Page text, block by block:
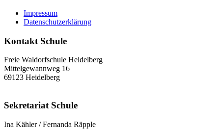
Impressum
Datenschutzerklärung
Kontakt Schule
Freie Waldorfschule Heidelberg
Mittelgewannweg 16
69123 Heidelberg
Sekretariat Schule
Ina Kähler / Fernanda Räpple